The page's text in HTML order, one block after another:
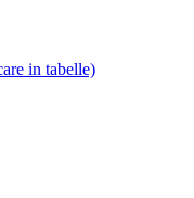
in tabelle)